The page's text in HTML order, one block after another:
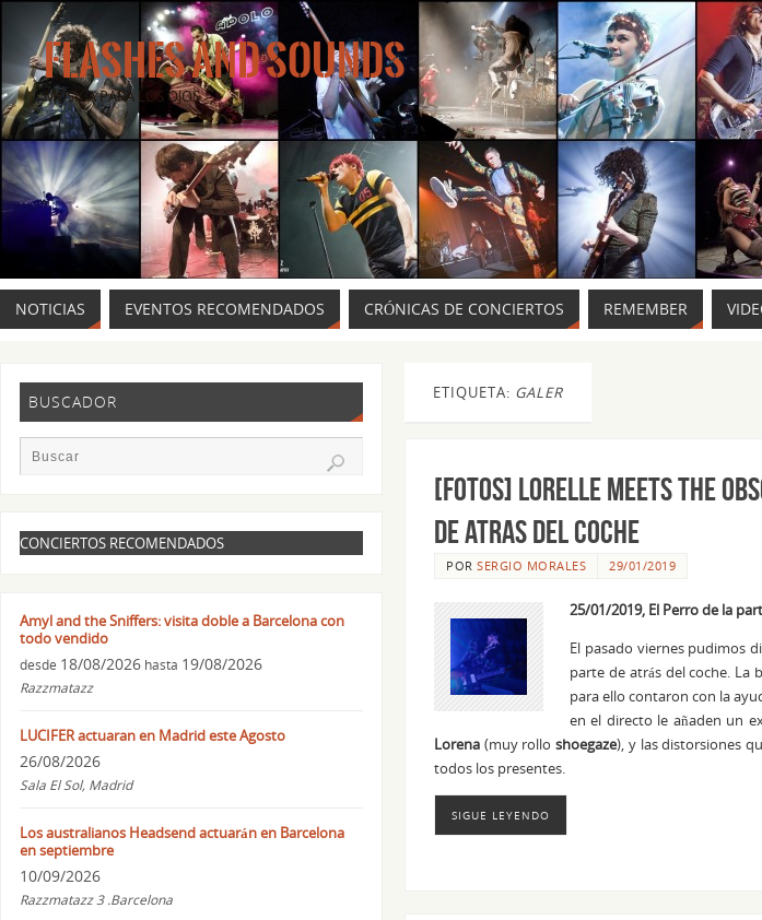
FLASHES AND SOUNDS
MÚSICA PARA LOS OJOS.
NOTICIAS EVENTOS RECOMENDADOS CRÓNICAS DE CONCIERTOS REMEMBER
ETIQUETA: GALER
[FOTOS] Lorelle Meets The
de atras del Coche
POR SERGIO MORALES 29/01/2019
25/01/2019, El Perro de la
El pasado viernes pudimos
parte de atrás del coche. La
para ello contaron con la
en el directo le añaden un
Lorena (muy rolloshoegaze), y las distorsiones
todos los presentes.
SIGUE LEYENDO
BUSCADOR
CONCIERTOS RECOMENDADOS
Amyl and the Sniffers: visita doble a Barcelona con
todo vendido
desde 18/08/2026 hasta 19/08/2026
Razzmatazz
LUCIFER actuaran en Madrid este Agosto
26/08/2026
Sala El Sol, Madrid
Los australianos Headsend actuarán en Barcelona
en septiembre
10/09/2026
Razzmatazz 3 .Barcelona